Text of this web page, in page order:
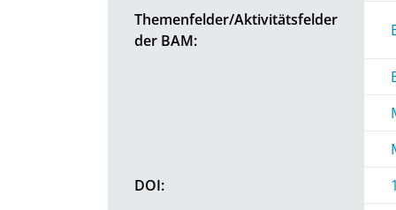
Themenfelder/Aktivitätsfelder
der BAM:
DOI: